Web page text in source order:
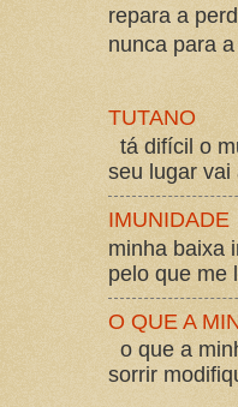
repara a
nunca para
TUTANO
tá difícil o
seu lugar
IMUNIDADE
minha baixa
pelo que me
O QUE A
o que a
sorrir